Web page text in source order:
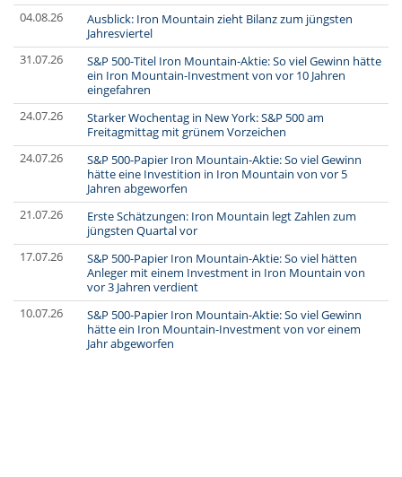
04.08.26
Ausblick: Iron Mountain zieht Bilanz zum jüngsten
Jahresviertel
31.07.26
S&P 500-Titel Iron Mountain-Aktie: So viel Gewinn hätte
ein Iron Mountain-Investment von vor 10 Jahren
eingefahren
24.07.26
Starker Wochentag in New York: S&P 500 am
Freitagmittag mit grünem Vorzeichen
24.07.26
S&P 500-Papier Iron Mountain-Aktie: So viel Gewinn
hätte eine Investition in Iron Mountain von vor 5
Jahren abgeworfen
21.07.26
Erste Schätzungen: Iron Mountain legt Zahlen zum
jüngsten Quartal vor
17.07.26
S&P 500-Papier Iron Mountain-Aktie: So viel hätten
Anleger mit einem Investment in Iron Mountain von
vor 3 Jahren verdient
10.07.26
S&P 500-Papier Iron Mountain-Aktie: So viel Gewinn
hätte ein Iron Mountain-Investment von vor einem
Jahr abgeworfen